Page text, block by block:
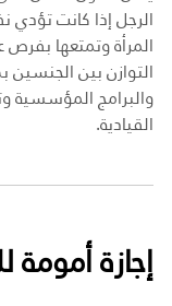
الرجل إذا كانت
المرأة وتمتعها
التوازن بين
والبرامج المؤسسية
القيادية.
إجازة أمومة